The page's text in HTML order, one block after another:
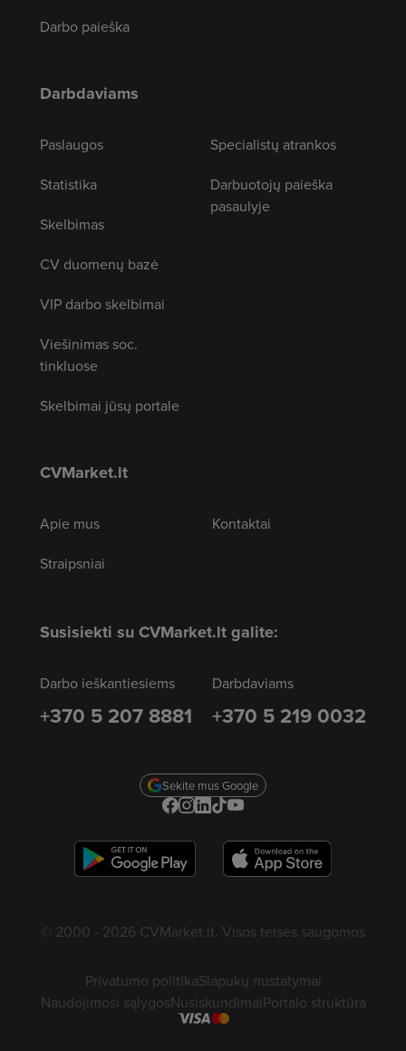
Darbo paieška
Darbdaviams
Paslaugos
Statistika
Skelbimas
CV duomenų bazė
VIP darbo skelbimai
Viešinimas soc.
tinkluose
Skelbimai jūsų portale
Specialistų atrankos
Darbuotojų paieška
pasaulyje
CVMarket.lt
Apie mus
Straipsniai
Kontaktai
Susisiekti su CVMarket.lt galite:
Darbo ieškantiesiems
+370 5 207 8881
Darbdaviams
+370 5 219 0032
Sekite mus Google
© 2000 - 2026 CVMarket.lt. Visos teisės saugomos
Privatumo politikaSlapukų nustatymai
Naudojimosi sąlygosNusiskundimaiPortalo struktūra